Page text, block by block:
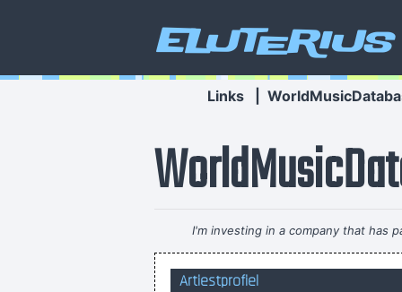
Eluterius
Links
I'm investing in a company that has
Artiestprofiel